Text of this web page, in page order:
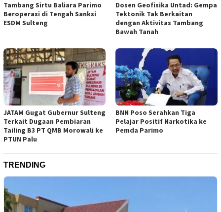
Tambang Sirtu Baliara Parimo
Beroperasi di Tengah Sanksi
ESDM Sulteng
Dosen Geofisika Untad: Gempa
Tektonik Tak Berkaitan
dengan Aktivitas Tambang
Bawah Tanah
JATAM Gugat Gubernur Sulteng
Terkait Dugaan Pembiaran
Tailing B3 PT QMB Morowali ke
PTUN Palu
BNN Poso Serahkan Tiga
Pelajar Positif Narkotika ke
Pemda Parimo
TRENDING